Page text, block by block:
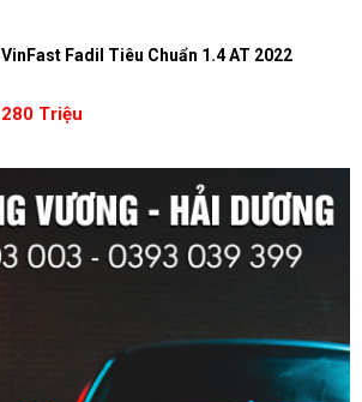
VinFast Fadil Tiêu Chuẩn 1.4 AT 2022
280 Triệu